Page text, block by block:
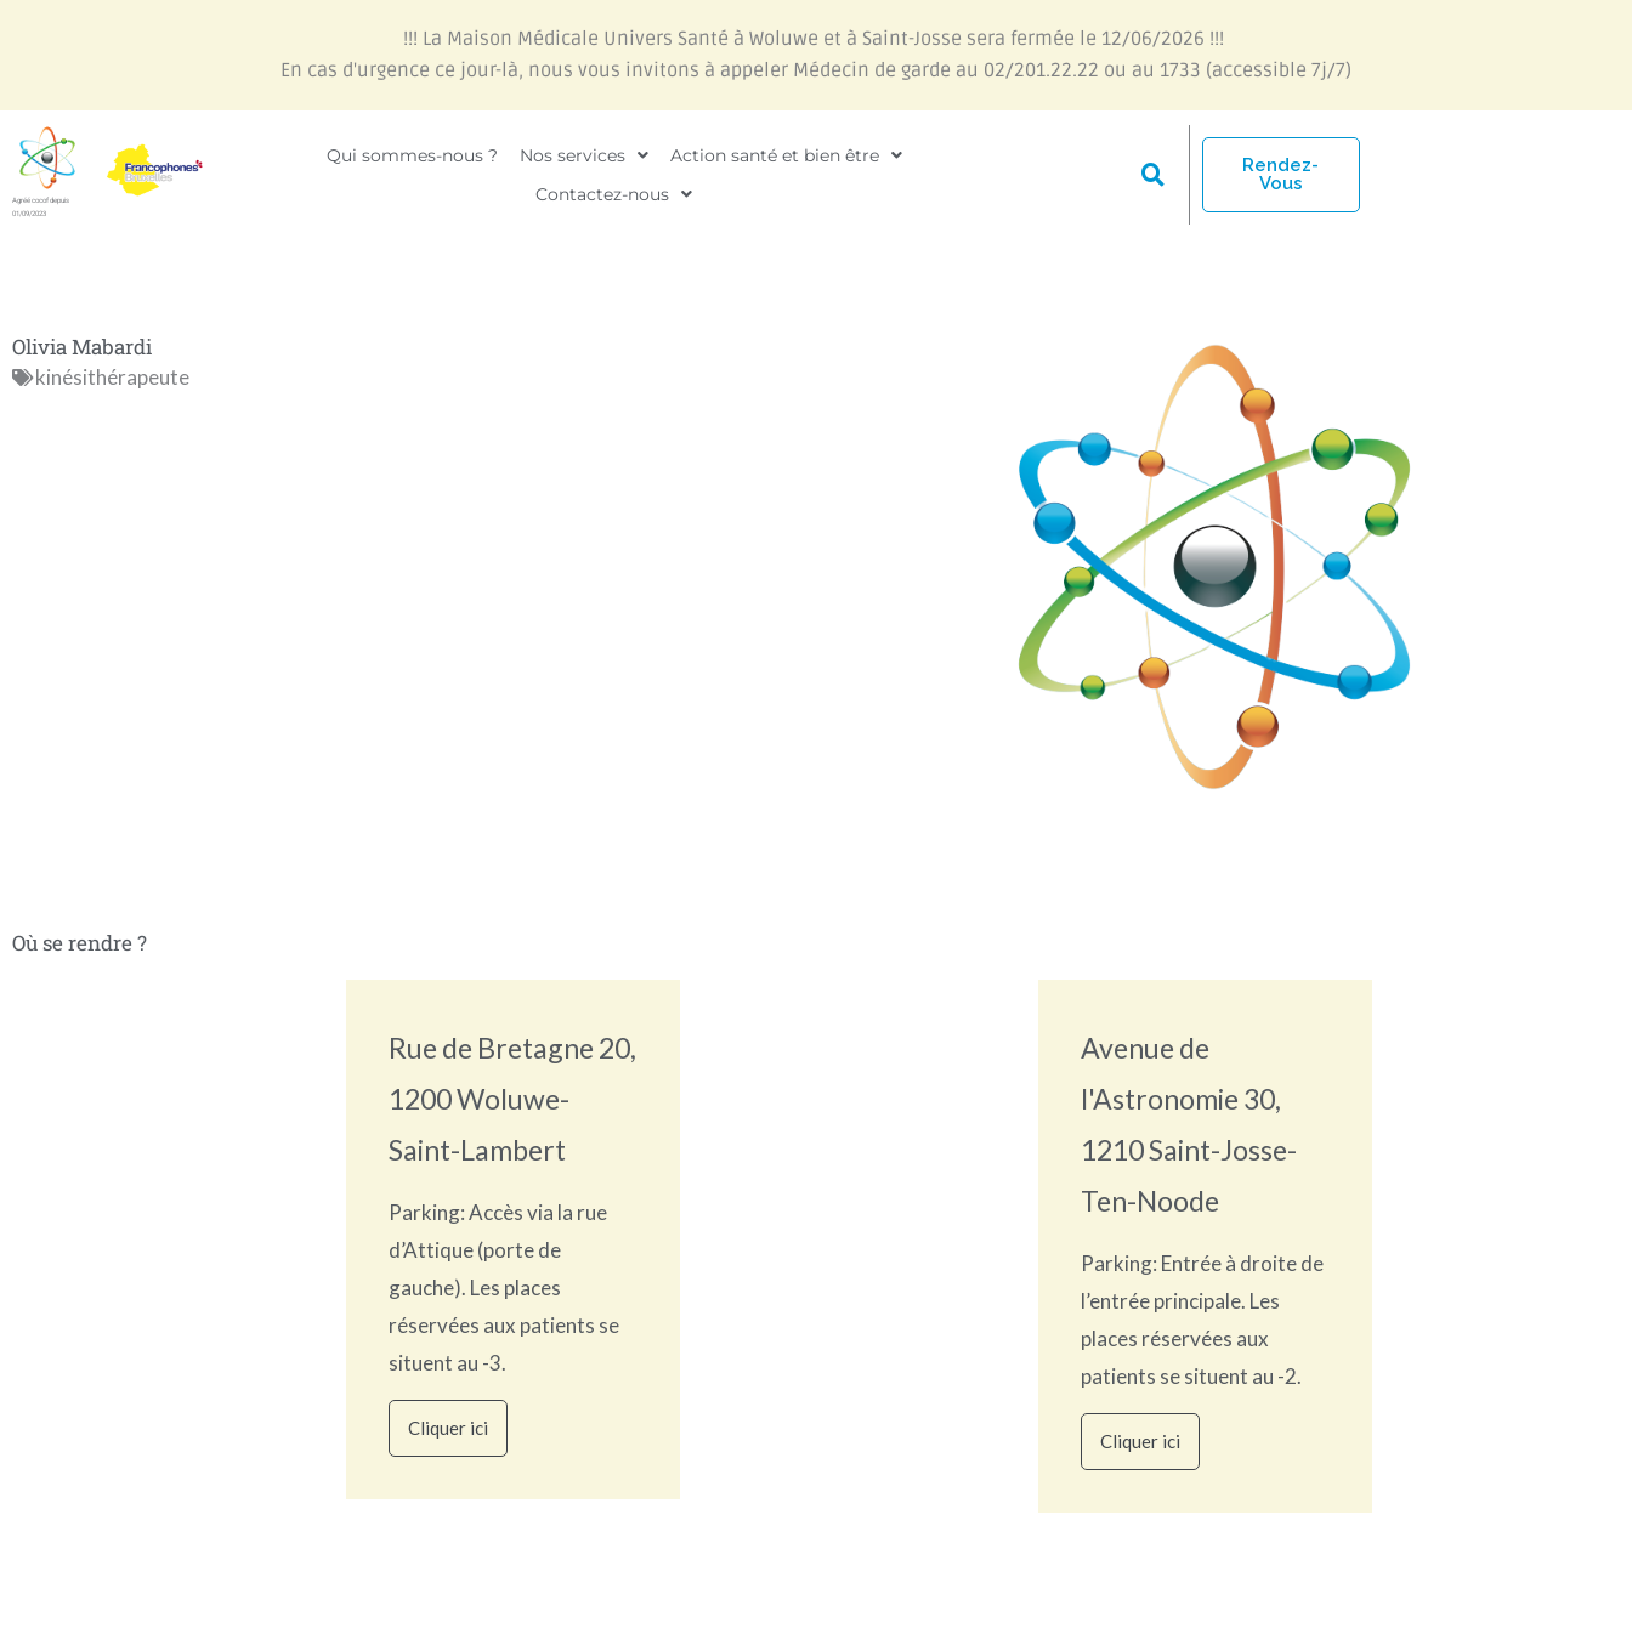
!!! La Maison Médicale Univers Santé à Woluwe et à Saint-Josse sera fermée le 12/06/2026 !!!
En cas d'urgence ce jour-là, nous vous invitons à appeler Médecin de garde au 02/201.22.22 ou au 1733 (accessible 7j/7)
Agréé cocof depuis
01/09/2023
Qui sommes-nous ? Nos services
Action santé et bien être
Contactez-nous
Rendez-
Vous
Olivia Mabardi
kinésithérapeute
Où se rendre ?
Rue de Bretagne 20,
1200 Woluwe-
Saint-Lambert
Parking: Accès via la rue
d’Attique (porte de
gauche). Les places
réservées aux patients se
situent au -3.
Cliquer ici
Avenue de
l'Astronomie 30,
1210 Saint-Josse-
Ten-Noode
Parking: Entrée à droite de
l’entrée principale. Les
places réservées aux
patients se situent au -2.
Cliquer ici